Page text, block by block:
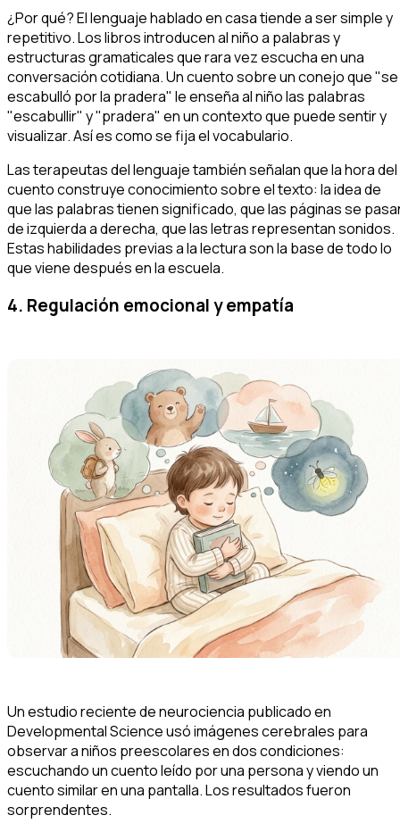
¿Por qué? El lenguaje hablado en casa tiende a ser simple y
repetitivo. Los libros introducen al niño a palabras y
estructuras gramaticales que rara vez escucha en una
conversación cotidiana. Un cuento sobre un conejo que "se
escabulló por la pradera" le enseña al niño las palabras
"escabullir" y "pradera" en un contexto que puede sentir y
visualizar. Así es como se fija el vocabulario.
Las terapeutas del lenguaje también señalan que la hora del
cuento construye conocimiento sobre el texto: la idea de
que las palabras tienen significado, que las páginas se
de izquierda a derecha, que las letras representan sonidos.
Estas habilidades previas a la lectura son la base de todo lo
que viene después en la escuela.
4. Regulación emocional y empatía
Un estudio reciente de neurociencia publicado en
Developmental Scienceusó imágenes cerebrales para
observar a niños preescolares en dos condiciones:
escuchando un cuento leído por una persona y viendo un
cuento similar en una pantalla. Los resultados fueron
sorprendentes.